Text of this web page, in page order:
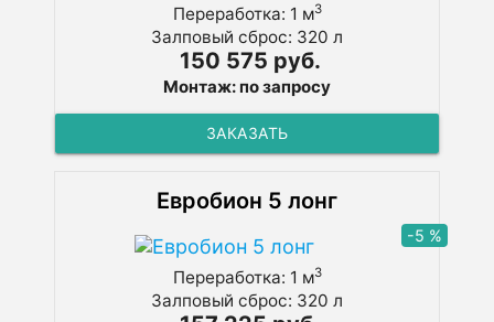
Переработка: 1 м3
Залповый сброс: 320 л
150 575 руб.
Монтаж: по запросу
ЗАКАЗАТЬ
Евробион 5 лонг
-5 %
Переработка: 1 м3
Залповый сброс: 320 л